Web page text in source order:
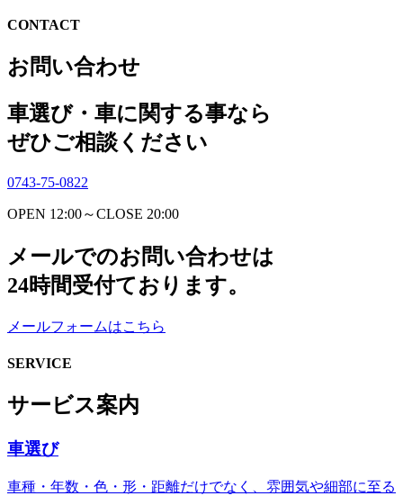
CONTACT
お問い合わせ
車選び・車に関する事なら
ぜひご相談ください
0743-75-0822
OPEN 12:00～CLOSE 20:00
メールでのお問い合わせは
24時間受付ております。
メールフォームはこちら
SERVICE
サービス案内
車選び
車種・年数・色・形・距離だけでなく、雰囲気や細部に至る